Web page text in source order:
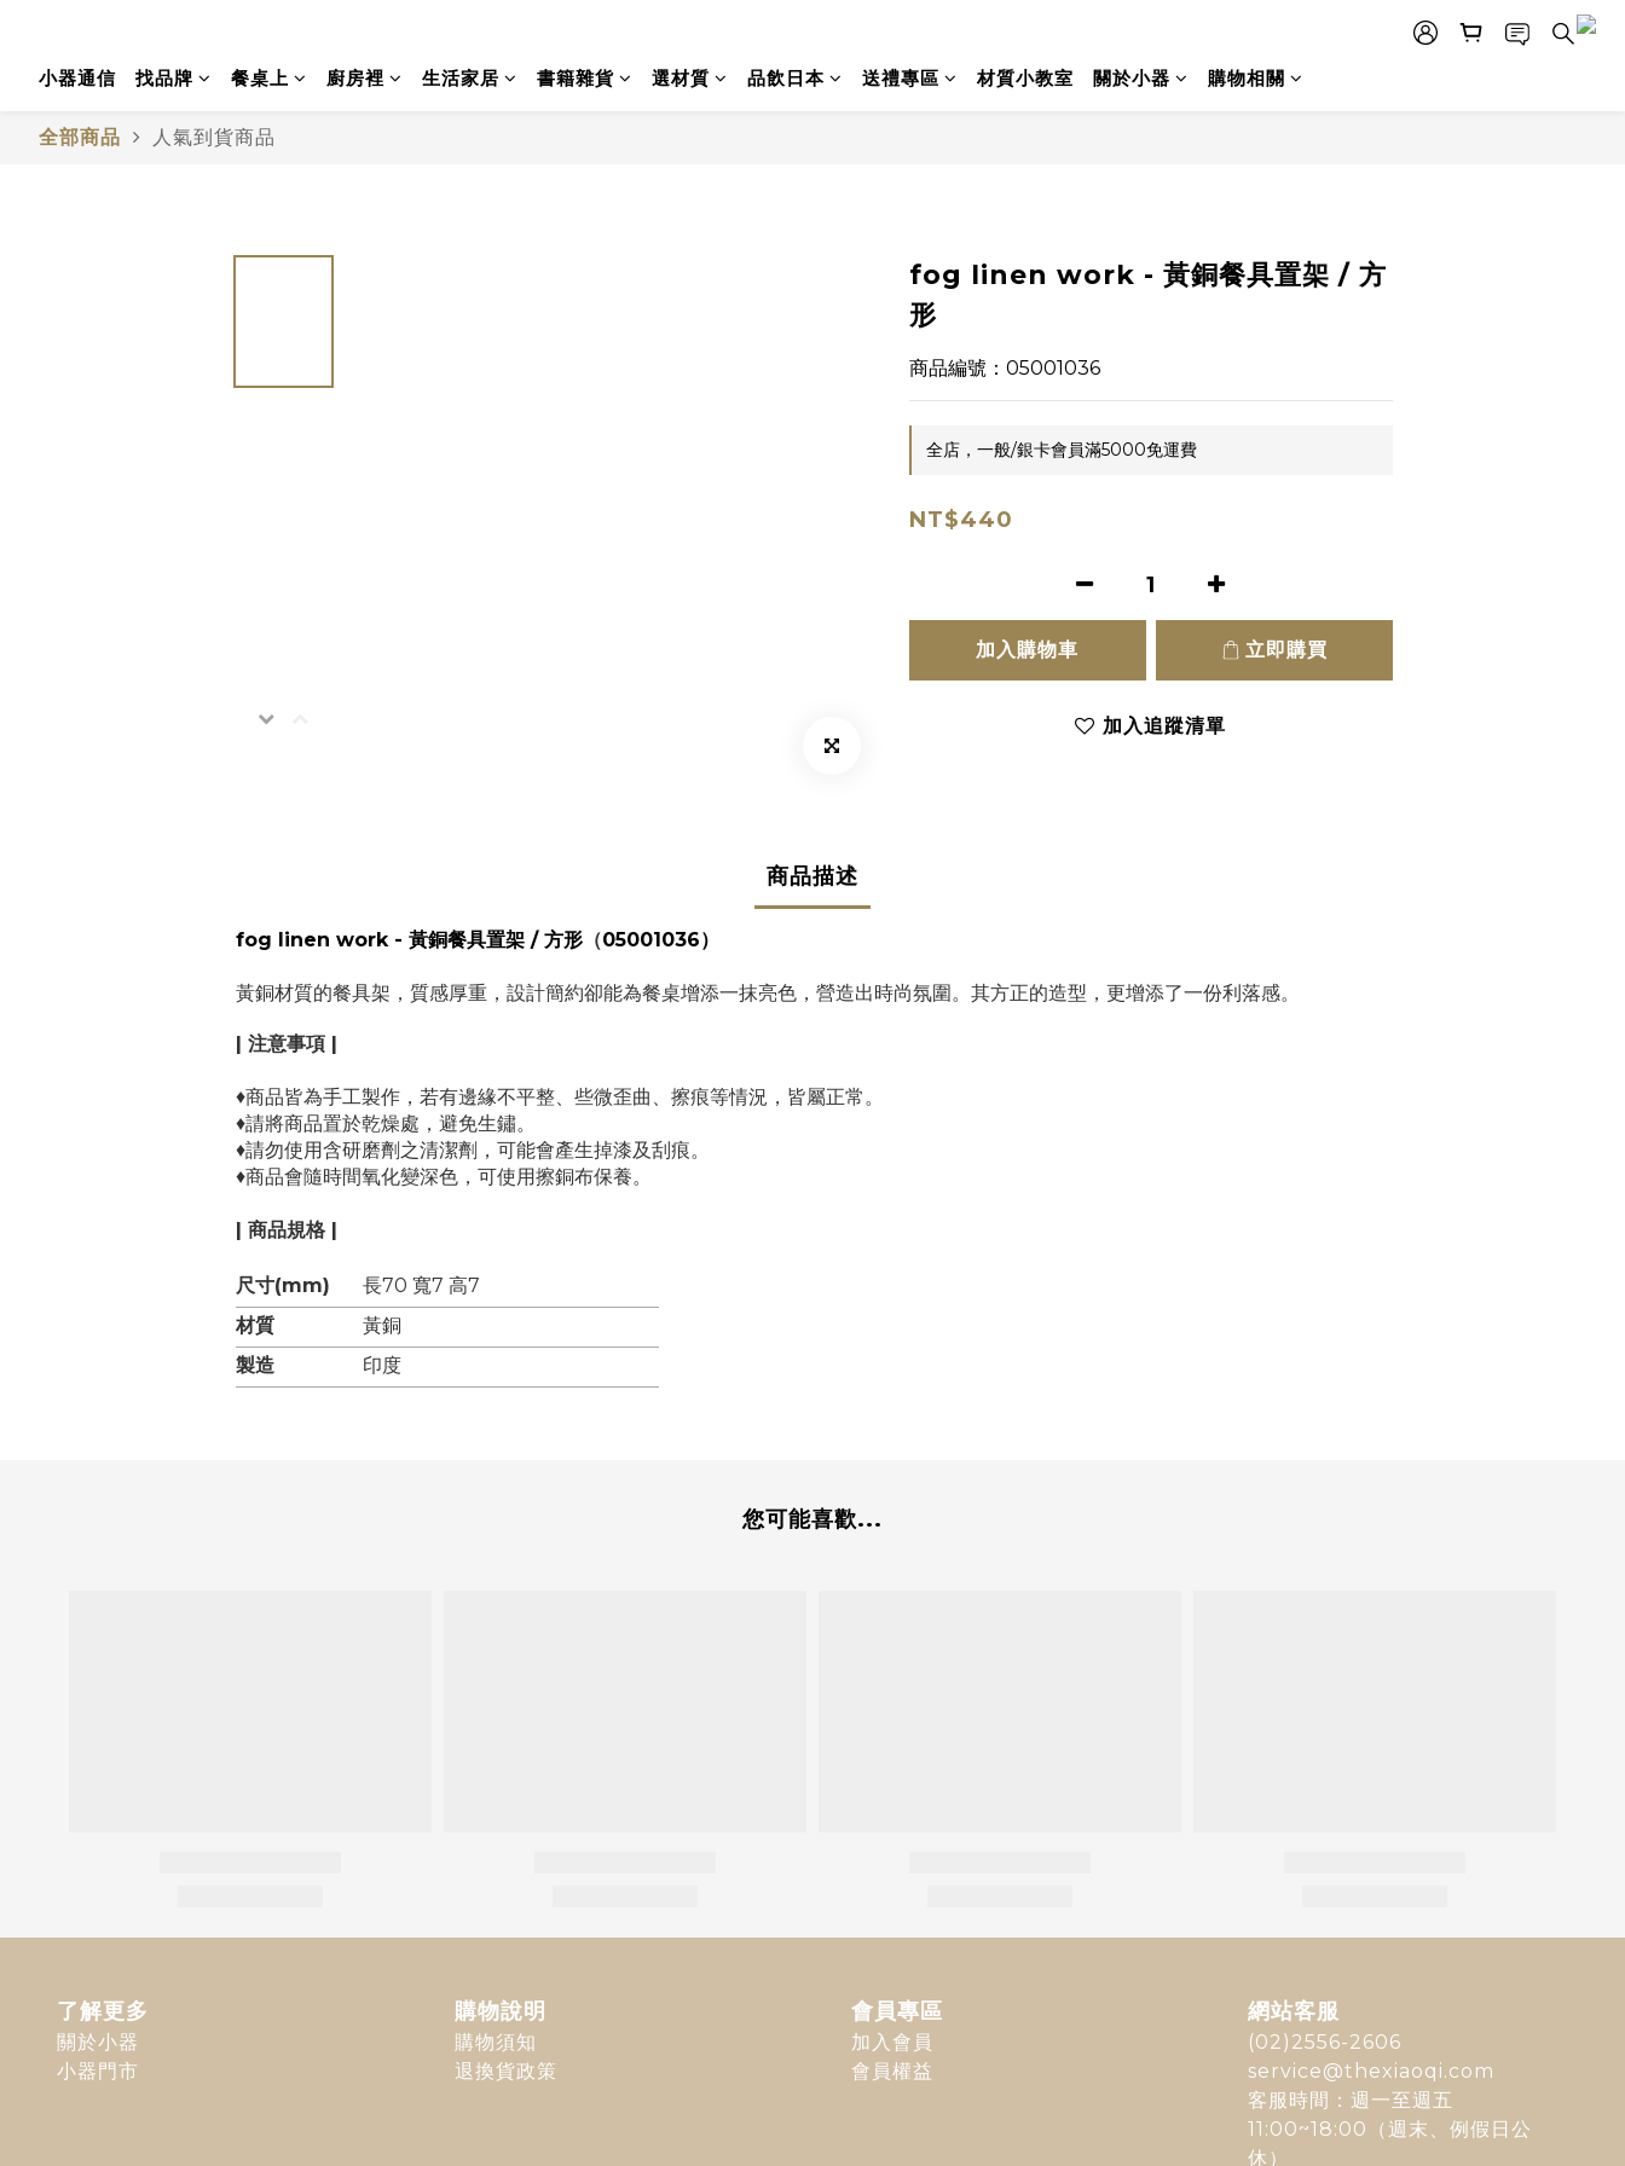
小器通信 找品牌 餐桌上 廚房裡 生活家居 書籍雜貨 選材質 品飲日本 送禮專區 材質小教室 關於小器 購物相關
全部商品 人氣到貨商品
fog linen work - 黃銅餐具置架 / 方
形
商品編號：05001036
全店，一般/銀卡會員滿5000免運費
NT$440
加入購物車 立即購買
加入追蹤清單
商品描述
fog linen work - 黃銅餐具置架 / 方形（05001036）
黃銅材質的餐具架，質感厚重，設計簡約卻能為餐桌增添一抹亮色，營造出時尚氛圍。其方正的造型，更增添了一份利落感。
| 注意事項 |
♦商品皆為手工製作，若有邊緣不平整、些微歪曲、擦痕等情況，皆屬正常。
♦請將商品置於乾燥處，避免生鏽。
♦請勿使用含研磨劑之清潔劑，可能會產生掉漆及刮痕。
♦商品會隨時間氧化變深色，可使用擦銅布保養。
| 商品規格 |
尺寸(mm)
長70 寬7 高7
材質
黃銅
製造 印度
您可能喜歡...
了解更多
關於小器
小器門市
購物說明
購物須知
退換貨政策
會員專區
加入會員
會員權益
網站客服
(02)2556-2606
service@thexiaoqi.com
客服時間：週一至週五
11:00~18:00（週末、例假日公
休）